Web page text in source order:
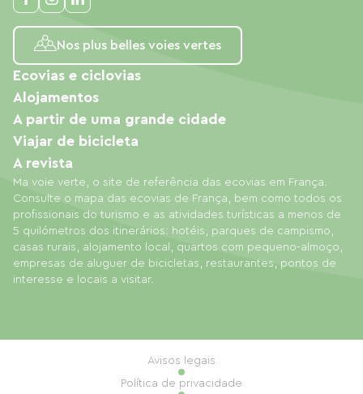
Nos plus belles voies vertes
Ma voie verte, o site de referência das ecovias em França.
Consulte o mapa das ecovias de França, bem como todos os
profissionais do turismo e as atividades turísticas a menos de
5 quilómetros dos itinerários: hotéis, parques de campismo,
casas rurais, alojamento local, quartos com pequeno-almoço,
empresas de aluguer de bicicletas, restaurantes, pontos de
interesse e locais a visitar.
Ecovias e ciclovias
Alojamentos
A partir de uma grande cidade
Viajar de bicicleta
A revista
Avisos legais
Política de privacidade